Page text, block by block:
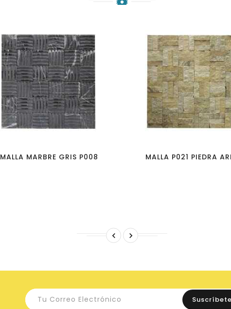
favorite_border visibility
MALLA MARBRE GRIS P008
favorite_border visibility
MALLA P021 PIEDRA
 